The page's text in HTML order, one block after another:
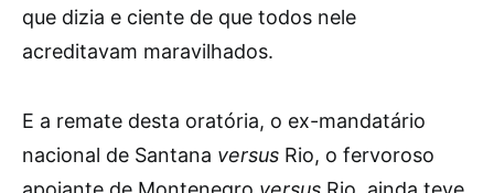
que dizia e ciente de que todos nele
acreditavam maravilhados.
E a remate desta oratória, o ex-mandatário
nacional de Santana versus Rio, o fervoroso